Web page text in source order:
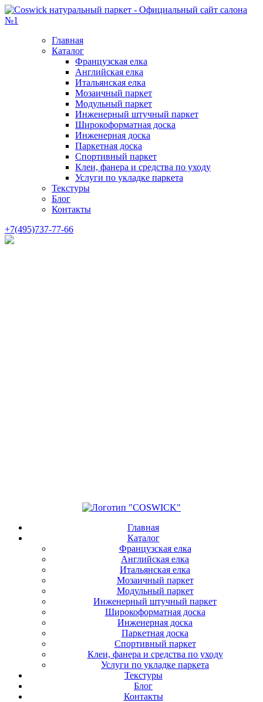
Главная
Каталог
Французская елка
Английская елка
Итальянская елка
Мозаичный паркет
Модульный паркет
Инженерный штучный паркет
Широкоформатная доска
Инженерная доска
Паркетная доска
Спортивный паркет
Клеи, фанера и средства по уходу
Услуги по укладке паркета
Текстуры
Блог
Контакты
+7(495)737-77-66
Главная
Каталог
Французская елка
Английская елка
Итальянская елка
Мозаичный паркет
Модульный паркет
Инженерный штучный паркет
Широкоформатная доска
Инженерная доска
Паркетная доска
Спортивный паркет
Клеи, фанера и средства по уходу
Услуги по укладке паркета
Текстуры
Блог
Контакты